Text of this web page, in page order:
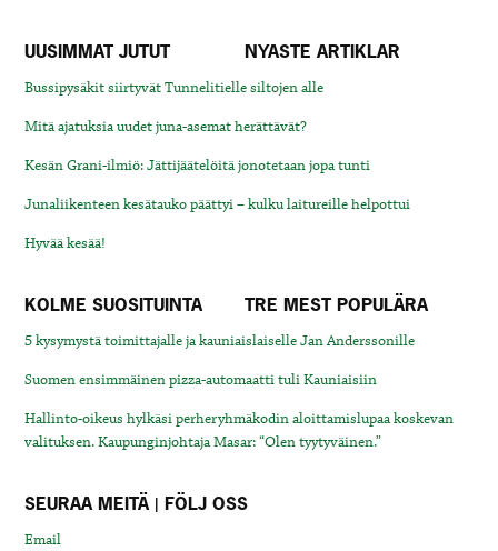
UUSIMMAT JUTUT NYASTE ARTIKLAR
Bussipysäkit siirtyvät Tunnelitielle siltojen alle
Mitä ajatuksia uudet juna-asemat herättävät?
Kesän Grani-ilmiö: Jättijäätelöitä jonotetaan jopa tunti
Junaliikenteen kesätauko päättyi – kulku laitureille helpottui
Hyvää kesää!
KOLME SUOSITUINTA TRE MEST POPULÄRA
5 kysymystä toimittajalle ja kauniaislaiselle Jan Anderssonille
Suomen ensimmäinen pizza-automaatti tuli Kauniaisiin
Hallinto-oikeus hylkäsi perheryhmäkodin aloittamislupaa koskevan
valituksen. Kaupunginjohtaja Masar: “Olen tyytyväinen.”
SEURAA MEITÄ | FÖLJ OSS
Email